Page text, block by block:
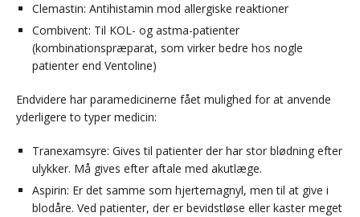
Clemastin: Antihistamin mod allergiske reaktioner
Combivent: Til KOL- og astma-patienter
(kombinationspræparat, som virker bedre hos nogle
patienter end Ventoline)
Endvidere har paramedicinerne fået mulighed for at anvende
yderligere to typer medicin:
Tranexamsyre: Gives til patienter der har stor blødning efter
ulykker. Må gives efter aftale med akutlæge.
Aspirin: Er det samme som hjertemagnyl, men til at give i
blodåre. Ved patienter, der er bevidstløse eller kaster meget